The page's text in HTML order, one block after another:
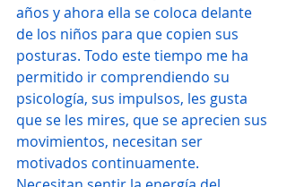
años y ahora ella se coloca delante
de los niños para que copien sus
posturas. Todo este tiempo me ha
permitido ir comprendiendo su
psicología, sus impulsos, les gusta
que se les mires, que se aprecien sus
movimientos, necesitan ser
motivados continuamente.